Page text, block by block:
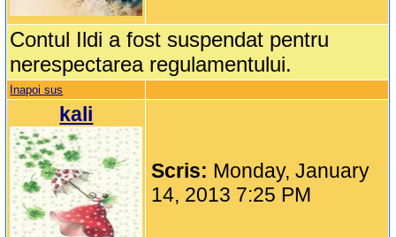
Contul Ildi a fost suspendat pentru
nerespectarea regulamentului.
Inapoi sus
kali
Scris: Monday, January
14, 2013 7:25 PM